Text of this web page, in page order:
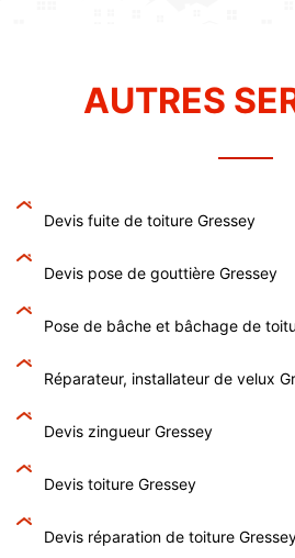
AUTRES
Devis fuite de toiture Gressey
Devis pose de gouttière Gressey
Pose de bâche et bâchage de
Réparateur, installateur de velux
Devis zingueur Gressey
Devis toiture Gressey
Devis réparation de toiture